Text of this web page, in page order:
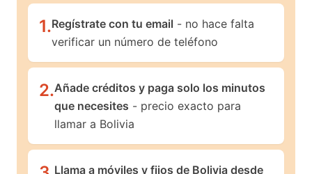
1.Regístrate con tu email - no hace falta
verificar un número de teléfono
2.Añade créditos y paga solo los minutos
que necesites - precio exacto para
llamar a Bolivia
Llama a móviles y fijos de Bolivia desde